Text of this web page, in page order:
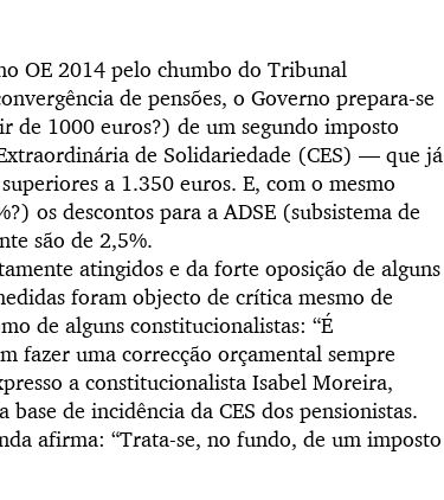
OE 2014 pelo chumbo do Tribunal
de pensões, o Governo prepara-se
de 1000 euros?) de um segundo imposto
de Solidariedade (CES) — que já
a 1.350 euros. E, com o mesmo
os descontos para a ADSE (subsistema de
são de 2,5%.
atingidos e da forte oposição de alguns
foram objecto de crítica mesmo de
de alguns constitucionalistas: “É
fazer uma correcção orçamental sempre
a constitucionalista Isabel Moreira,
de incidência da CES dos pensionistas.
afirma: “Trata-se, no fundo, de um imposto